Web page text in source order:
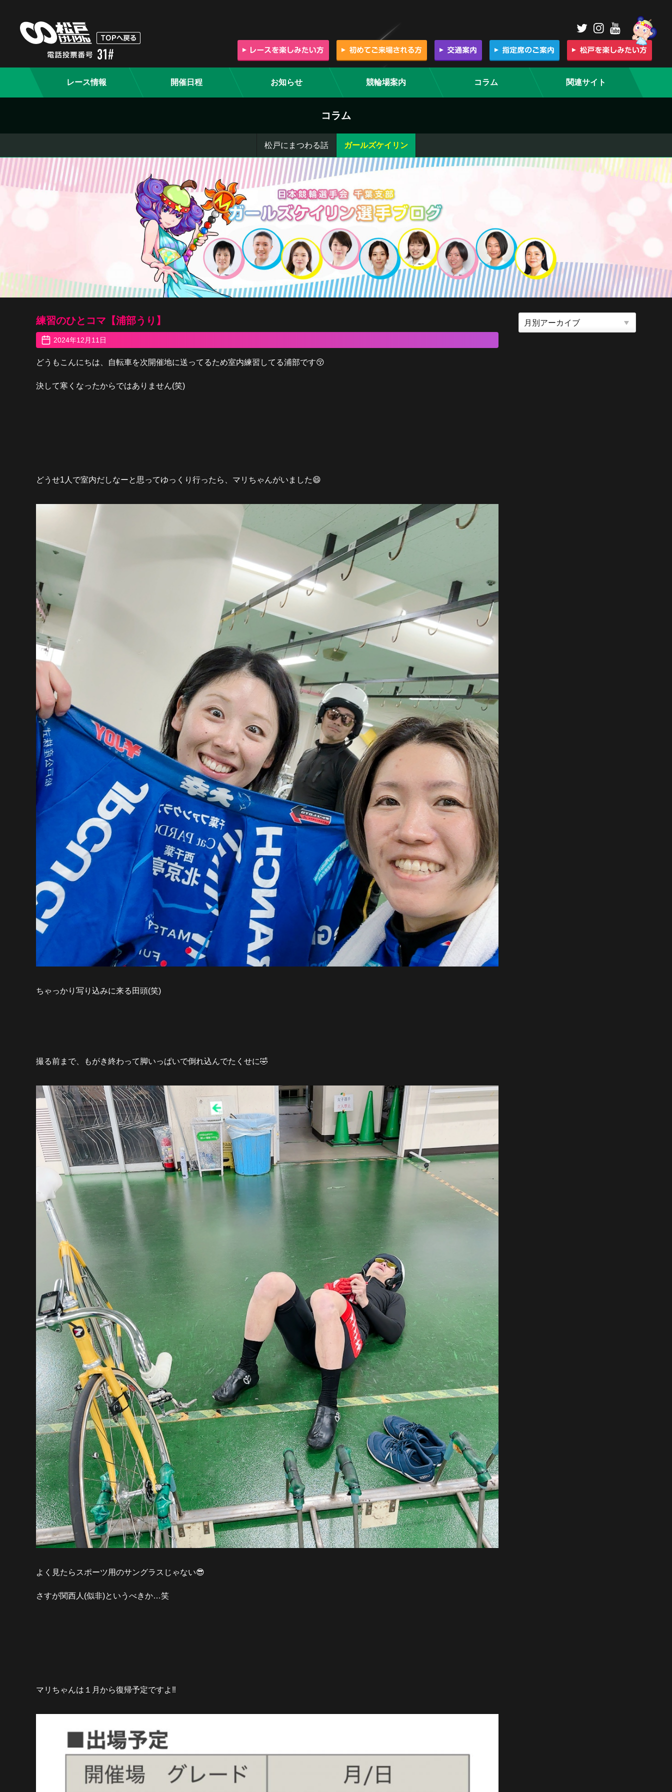
レース情報 開催日程 お知らせ 競輪場案内 コラム 関連サイト
コラム
松戸にまつわる話 ガールズケイリン
練習のひとコマ【浦部うり】
2024年12月11日
どうもこんにちは、自転車を次開催地に送ってるため室内練習してる浦部です😚
決して寒くなったからではありません(笑)
どうせ1人で室内だしなーと思ってゆっくり行ったら、マリちゃんがいました😄
ちゃっかり写り込みに来る田頭(笑)
撮る前まで、もがき終わって脚いっぱいで倒れ込んでたくせに🤣
よく見たらスポーツ用のサングラスじゃない😎
さすが関西人(似非)というべきか…笑
マリちゃんは１月から復帰予定ですよ‼️